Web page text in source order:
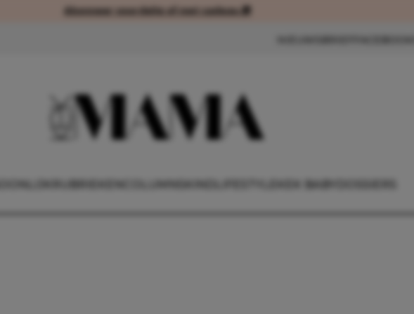
Abonneer voordelig of met cadeau 🎁Abonneer voordelig of met cadeau 🎁